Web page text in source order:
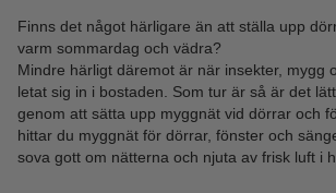
Finns det något härligare än att ställa upp
varm sommardag och vädra?
Mindre härligt däremot är när insekter, mygg
letat sig in i bostaden. Som tur är så är det
genom att sätta upp myggnät vid dörrar och
hittar du myggnät för dörrar, fönster och
sova gott om nätterna och njuta av frisk luft i